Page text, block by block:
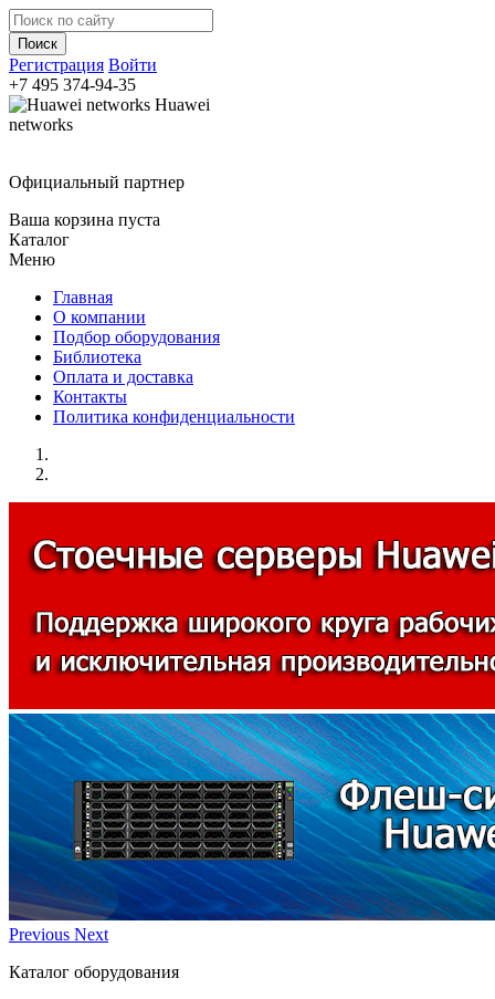
Регистрация Войти
+7 495 374-94-35
Huawei
networks
Официальный партнер
Ваша корзина пуста
Каталог
Меню
Главная
О компании
Подбор оборудования
Библиотека
Оплата и доставка
Контакты
Политика конфиденциальности
Previous Next
Каталог оборудования